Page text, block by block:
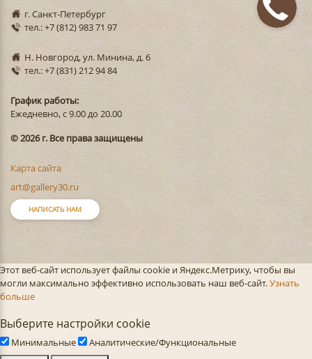
г. Санкт-Петербург
тел.: +7 (812) 983 71 97
Н. Новгород, ул. Минина, д. 6
тел.: +7 (831) 212 94 84
График работы:
Ежедневно, с 9.00 до 20.00
© 2026 г. Все права защищены
Карта сайта
art@gallery30.ru
НАПИСАТЬ НАМ
Этот веб-сайт использует файлы cookie и Яндекс.Метрику, чтобы вы
могли максимально эффективно использовать наш веб-сайт.Узнать
больше
Выберите настройки cookie
Минимальные
Аналитические/Функциональные